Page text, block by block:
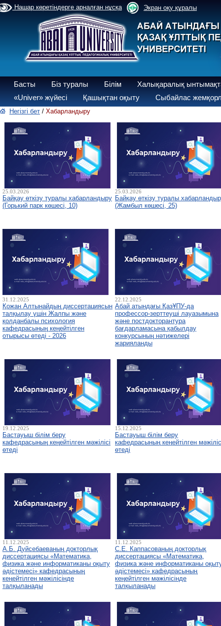
Нашар көретіндерге арналған нұсқа Экран оқу құралы
Басты Біз туралы Білім
Халықаралық
«Univer» жүйесі
Қашықтан оқыту Сыбайлас
Негізгі бет / Хабарландыру
25.03.2026
Байқау өткізу туралы хабарландыру
(Горький парк көшесі, 10)
25.03.2026
Байқау өткізу туралы
(Жамбыл көшесі, 25)
31.12.2025
Қожан Алтынайдың диссертациясын
талқылау үшін Жалпы және
қолданбалы психология
кафедрасының кеңейтілген
отырысы өтеді - 2026
22.12.2025
Абай атындағы ҚазҰПУ-да
профессор-зерттеуші лауазымына
және постдокторантура
бағдарламасына қабылдау
конкурсының нәтижелері
жарияланды
19.12.2025
Бастауыш білім беру
кафедрасының кеңейтілген мәжілісі
өтеді
15.12.2025
Бастауыш білім беру
кафедрасының кеңейтілген
өтеді
11.12.2025
А.Б. Дуйсебаеваның докторлық
диссертациясы «Математика,
физика және информатиканы оқыту
әдістемесі» кафедрасының
кеңейтілген мәжілісінде
талқыланады
11.12.2025
С.Е. Каппасованың докторлық
диссертациясы «Математика,
физика және информатиканы
әдістемесі» кафедрасының
кеңейтілген мәжілісінде
талқыланады